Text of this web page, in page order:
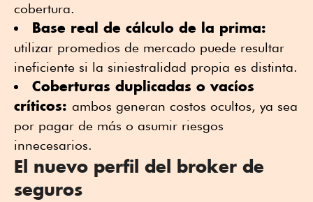
cobertura.
Base real de cálculo de la prima:
utilizar promedios de mercado puede resultar
ineficiente si la siniestralidad propia es distinta.
Coberturas duplicadas o vacíos
críticos: ambos generan costos ocultos, ya sea
por pagar de más o asumir riesgos
innecesarios.
El nuevo perfil del broker de
seguros